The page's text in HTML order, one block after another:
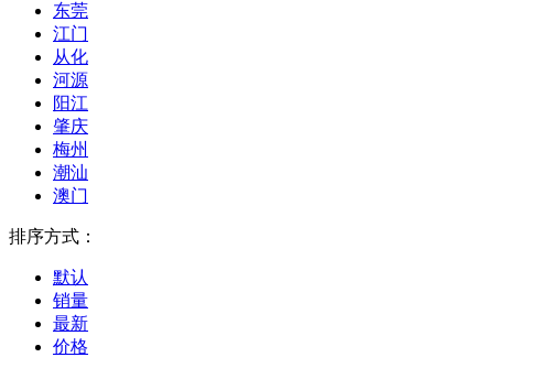
东莞
江门
从化
河源
阳江
肇庆
梅州
潮汕
澳门
排序方式：
默认
销量
最新
价格